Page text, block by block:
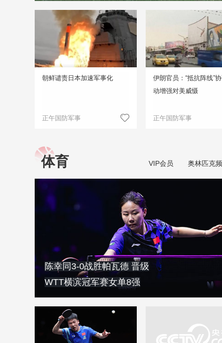
朝鲜谴责日本加速军事化
正午国防军事
伊朗官员：“抵抗阵线”
动增强对美威慑
正午国防军事
体育 VIP会员 奥林匹克
陈幸同3-0战胜帕瓦德 晋级
WTT横滨冠军赛女单8强